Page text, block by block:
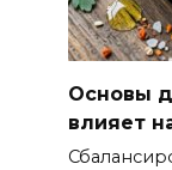
Основы
влияет